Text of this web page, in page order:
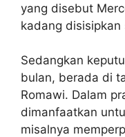
yang disebut
kadang disisipkan
Sedangkan
bulan, berada di
Romawi. Dalam
dimanfaatkan
misalnya